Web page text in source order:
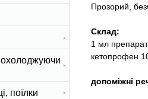
Прозорий,
Склад:
1 мл
кетопрофен
допоміжні
поїлки